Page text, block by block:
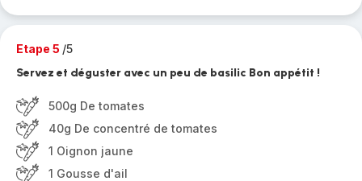
Etape 5 /5
Servez et déguster avec un peu de basilic Bon appétit !
500g De tomates
40g De concentré de tomates
1 Oignon jaune
1 Gousse d'ail